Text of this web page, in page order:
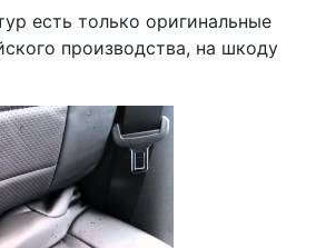
есть только оригинальные
производства, на шкоду